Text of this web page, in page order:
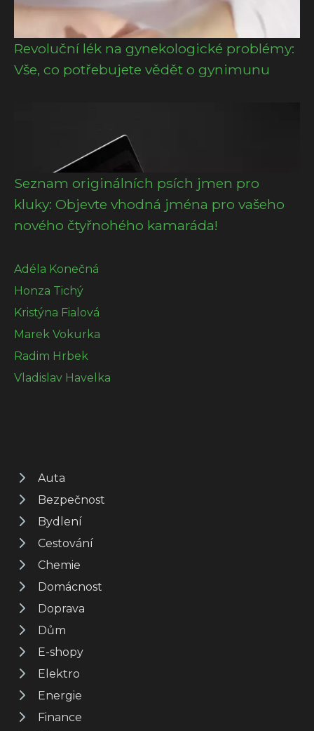
Revoluční lék na gynekologické problémy:
Vše, co potřebujete vědět o gynimunu
Seznam originálních psích jmen pro
kluky: Objevte vhodná jména pro vašeho
nového čtyřnohého kamaráda!
Adéla Konečná
Honza Tichý
Kristýna Fialová
Marek Vokurka
Radim Hrbek
Vladislav Havelka
Auta
Bezpečnost
Bydlení
Cestování
Chemie
Domácnost
Doprava
Dům
E-shopy
Elektro
Energie
Finance